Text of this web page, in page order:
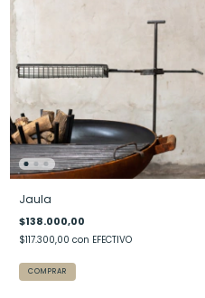
Jaula
$138.000,00
$117.300,00 con EFECTIVO